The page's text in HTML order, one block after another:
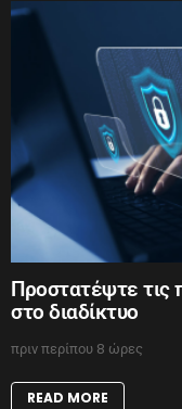
Προστατέψτε
στο διαδίκτυο
πριν περίπου 8 ώρες
READ MORE